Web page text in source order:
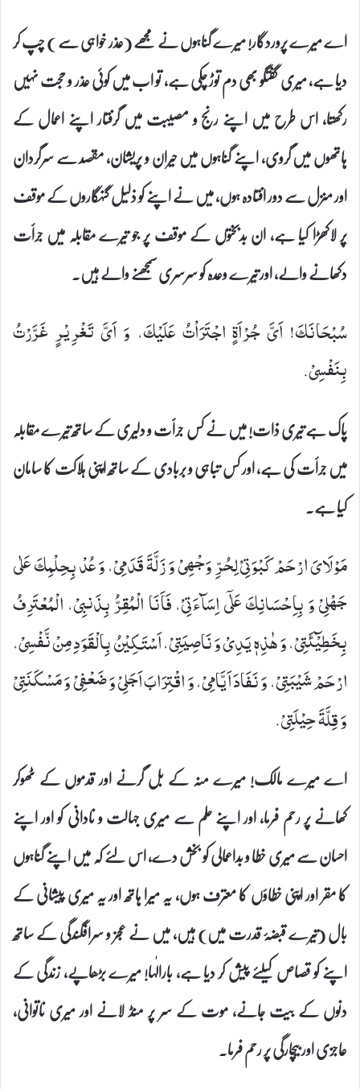
اے میرے پروردگار! میرے گناہوں نے مجھے (عذر خواہی سے ) چپ کر
دیا ہے، میری گفتگو بھی دم توڑ چکی ہے، تو اب میں کوئی عذر و حجت نہیں
رکھتا، اس طرح میں اپنے رنج و مصیبت میں گرفتار اپنے اعمال کے
ہاتھوں میں گروی، اپنے گناہوں میں حیران و پریشان، مقصد سے سرگردان
اور منزل سے دور افتادہ ہوں، میں نے اپنے کو ذلیل گنہگاروں کے موقف
پر لاکھڑا کیا ہے، ان بدبختوں کے موقف پر جو تیرے مقابلہ میں جرأت
دکھانے والے، اور تیرے وعدہ کو سرسری سمجھنے والے ہیں۔
سُبْحَانَكَ! اَیَّ جُرْاَةٍ اجْتَرَاْتُ عَلَیْكَ، وَ اَیَّ تَغْرِیْرٍ غَرَّرْتُ
بِنَفْسِیْ.
پاک ہے تیری ذات! میں نے کس جرأت و دلیری کے ساتھ تیرے مقابلہ
میں جرأت کی ہے، اور کس تباہی و بربادی کے ساتھ اپنی ہلاکت کا سامان
کیا ہے۔
مَوْلَایَ ارْحَمْ كَبْوَتِیْ لِحُرِّ وَجْهِیْ وَ زَلَّةَ قَدَمِیْ، وَ عُدْ بِحِلْمِكَ عَلٰى
جَهْلِیْ وَ بِاِحْسَانِكَ عَلٰۤى اِسَآءَتِیْ، فَاَنَا الْمُقِرُّ بِذَنبِیْ، الْمُعْتَرِفُ
بِخَطِیْٓئَتِیْ، وَ هٰذِهٖ یَدِیْ وَ نَاصِیَتِیْ، اَسْتَكِیْنُ بِالْقَوَدِ مِنْ نَّفْسِیْ،
ارْحَمْ شَیْبَتِیْ، وَ نَفَادَ اَیَّامِیْ، وَ اقْتِرَابَ اَجَلِیْ وَ ضَعْفِیْ وَ مَسْكَنَتِیْ
وَ قِلَّةَ حِیْلَتِیْ.
اے میرے مالک! میرے منہ کے بل گرنے اور قدموں کے ٹھوکر
کھانے پر رحم فرما، اور اپنے حلم سے میری جہالت و نادانی کو اور اپنے
احسان سے میری خطا و بداعمالی کو بخش دے، اس لئے کہ میں اپنے گناہوں
کا مقر اور اپنی خطاؤں کا معترف ہوں، یہ میرا ہاتھ اور یہ میری پیشانی کے
بال (تیرے قبضۂ قدرت میں) ہیں، میں نے عجز و سرافگندگی کے ساتھ
اپنے کو قصاص کیلئے پیش کر دیا ہے، بارالٰہا! میرے بڑھاپے، زندگی کے
دنوں کے بیت جانے، موت کے سر پر منڈ لانے اور میری ناتوانی،
عاجزی اور بیچارگی پر رحم فرما۔